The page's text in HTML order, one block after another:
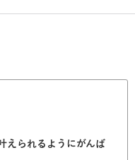
えられるようにがんば